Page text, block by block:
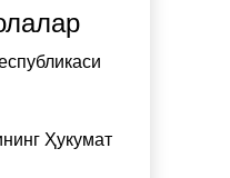
Ҳукумат